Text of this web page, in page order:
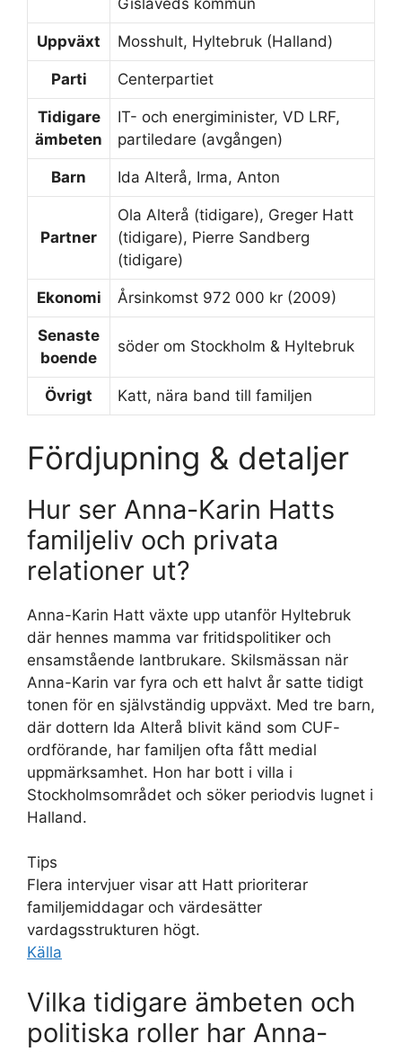
Gislaveds kommun
Uppväxt Mosshult, Hyltebruk (Halland)
Parti Centerpartiet
Tidigare
ämbeten
IT- och energiminister, VD LRF,
partiledare (avgången)
Barn Ida Alterå, Irma, Anton
Partner
Ola Alterå (tidigare), Greger Hatt
(tidigare), Pierre Sandberg
(tidigare)
Ekonomi Årsinkomst 972 000 kr (2009)
Senaste
boende
söder om Stockholm & Hyltebruk
Övrigt Katt, nära band till familjen
Fördjupning & detaljer
Hur ser Anna-Karin Hatts
familjeliv och privata
relationer ut?
Anna-Karin Hatt växte upp utanför Hyltebruk
där hennes mamma var fritidspolitiker och
ensamstående lantbrukare. Skilsmässan när
Anna-Karin var fyra och ett halvt år satte tidigt
tonen för en självständig uppväxt. Med tre barn,
där dottern Ida Alterå blivit känd som CUF-
ordförande, har familjen ofta fått medial
uppmärksamhet. Hon har bott i villa i
Stockholmsområdet och söker periodvis lugnet i
Halland.
Tips
Flera intervjuer visar att Hatt prioriterar
familjemiddagar och värdesätter
vardagsstrukturen högt.
Källa
Vilka tidigare ämbeten och
politiska roller har Anna-